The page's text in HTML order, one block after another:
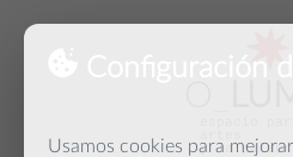
Configuración
Usamos cookies paray la palabra